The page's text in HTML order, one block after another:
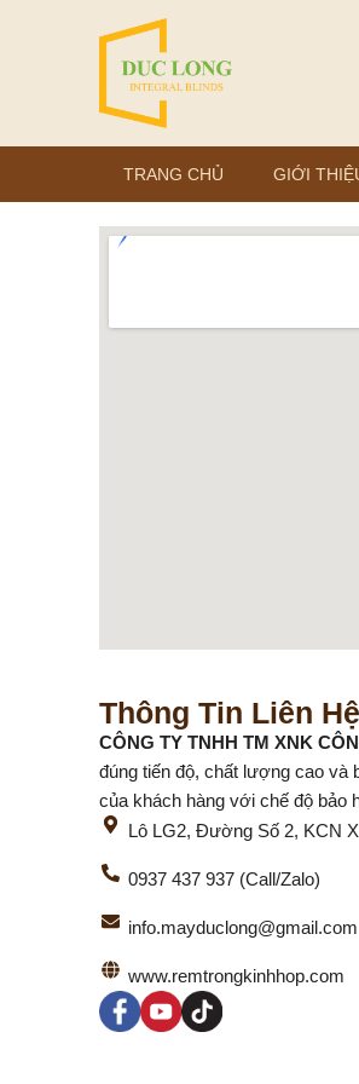
TRANG CHỦ GIỚI
Thông Tin Liên Hệ
CÔNG TY TNHH TM XNK
đúng tiến độ, chất lượng cao và
của khách hàng với chế độ bảo
Lô LG2, Đường Số 2, KCN
0937 437 937 (Call/Zalo)
info.mayduclong@gmail.com
www.remtrongkinhhop.com